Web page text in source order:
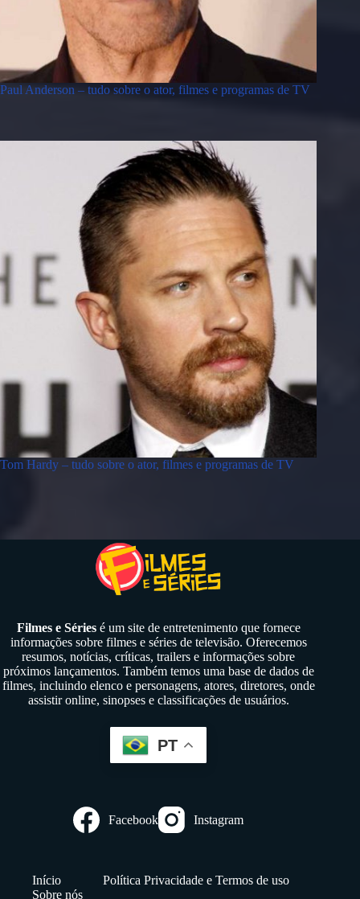
Paul Anderson – tudo sobre o ator, filmes e programas de TV
Tom Hardy – tudo sobre o ator, filmes e programas de TV
Filmes e Sériesé um site de entretenimento que fornece
informações sobre filmes e séries de televisão. Oferecemos
resumos, notícias, críticas, trailers e informações sobre
próximos lançamentos. Também temos uma base de dados de
filmes, incluindo elenco e personagens, atores, diretores, onde
assistir online, sinopses e classificações de usuários.
PT
Facebook Instagram
Início
Política Privacidade e Termos de uso
Sobre nós